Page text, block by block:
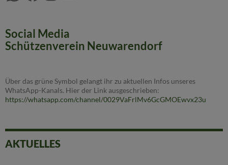
Social Media
Schützenverein Neuwarendorf
Über das grüne Symbol gelangt ihr zu aktuellen Infos unseres
WhatsApp-Kanals. Hier der Link ausgeschrieben:
https://whatsapp.com/channel/0029VaFrlMv6GcGMOEwvx23u
AKTUELLES